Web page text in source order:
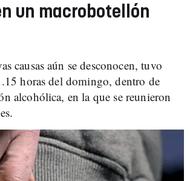
un macrobotellón
causas aún se desconocen, tuvo
horas del domingo, dentro de
alcohólica, en la que se reunieron